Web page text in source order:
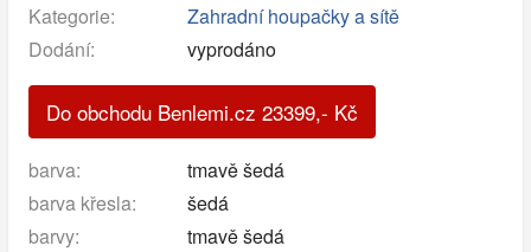
Kategorie:
Zahradní houpačky a sítě
Dodání:
vyprodáno
Do obchodu Benlemi.cz 23399,- Kč
barva:
tmavě šedá
barva křesla:
šedá
barvy:
tmavě šedá